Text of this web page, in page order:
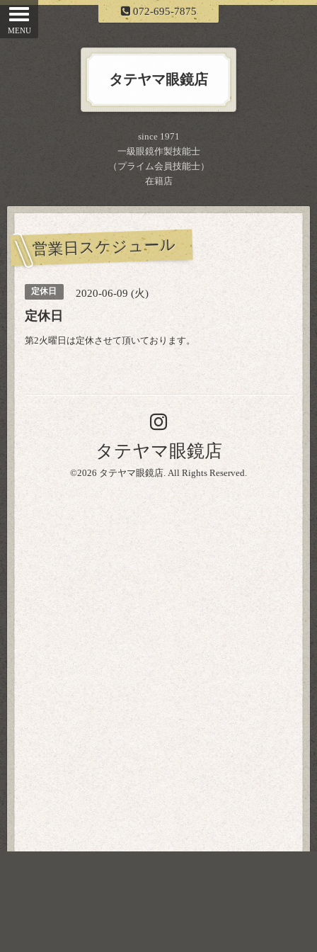
072-695-7875
タテヤマ眼鏡店
since 1971
一級眼鏡作製技能士
（プライム会員技能士）
在籍店
営業日スケジュール
定休日 2020-06-09 (火)
定休日
第2火曜日は定休させて頂いております。
タテヤマ眼鏡店
©2026 タテヤマ眼鏡店. All Rights Reserved.